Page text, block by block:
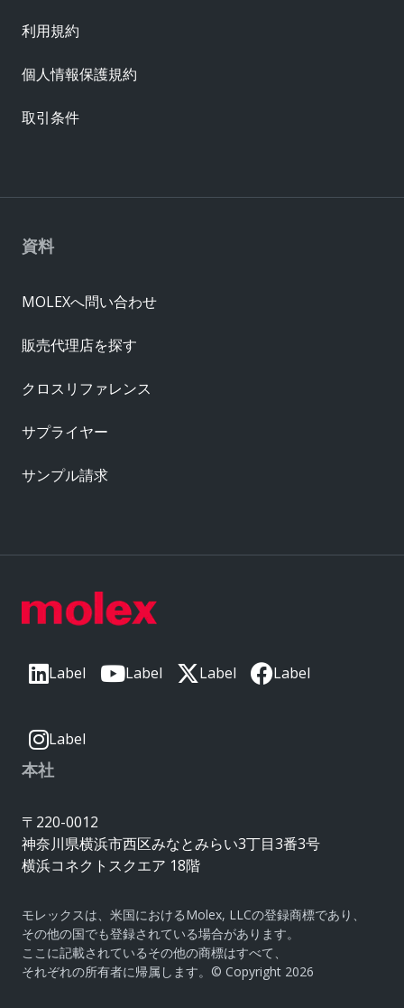
Label Label Label Label
Label
本社
〒220-0012
神奈川県横浜市西区みなとみらい3丁目3番3号
横浜コネクトスクエア 18階
モレックスは、米国におけるMolex, LLCの登録商標であり、
その他の国でも登録されている場合があります。
ここに記載されているその他の商標はすべて、
それぞれの所有者に帰属します。© Copyright 2026
資料
MOLEXへ問い合わせ
販売代理店を探す
クロスリファレンス
サプライヤー
サンプル請求
利用規約
個人情報保護規約
取引条件